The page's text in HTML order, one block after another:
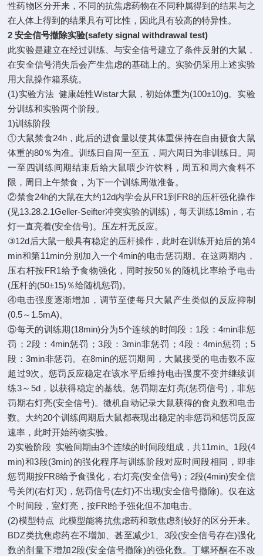
性药物区分开来，不同的抗焦虑药物在不同种属得到的结果与之
在人体上得到的结果具有可比性，因此具有较高的特异性。
2 安全信号撤除实验(safety signal withdrawal test)
此实验是建立在经过训练、与安全信号建立了条件反射的大鼠，
在安全信号消失后会产生焦虑的基础上的。实验仍采用上述实验
用大鼠操作箱系统。
(1)实验方法 健康雄性Wistar大鼠，初始体重为(100±10)g。实验
分训练和实验两个阶段。
1)训练阶段
①大鼠禁食24h，此后的进食量以使其体重保持在自由摄食大鼠
体重的80％为准。训练日自周一至五，周六周日为非训练日。周
一至四训练间期结束后给大鼠喂少许饮料，周五和周六食料不
限，周日上午禁食，为下一个训练周做准备。
②禁食24h的大鼠在大约12d内学会从FR1到FR8的压杆强化操作
(见13.28.2.1Geller-Seifter冲突实验的训练)，每天训练18min，右
灯一直亮着(安全信号)。压左杆无反应。
③12d后大鼠一般具有稳定的压杆操作，此时在训练开始后的第4
min和第11min分别加入一个4min的电击惩罚期。在这两期内，
压右杆按FR1给予食物强化，同时按50％的随机比率给予电击
(压杆的(50±15)％给随机惩罚)。
④电击强度逐渐增加，调节至使每只大鼠产生类似的反应抑制
(0.5～1.5mA)。
⑤每天的训练期(18min)分为5个连续的时间段：1段：4min非惩
罚；2段：4min惩罚；3段：3min非惩罚；4段：4min惩罚；5
段：3min非惩罚。在8min的惩罚期间，大鼠接受的电击数不应
超过9次。惩罚反应稳定在该水平后维持电击强度不变并继续训
练3～5d，以获得稳定的基线。惩罚期左灯亮(惩罚信号)，非惩
罚期右灯亮(安全信号)。微机自动记录大鼠获得的食丸数和电击
数。大约20个训练间期后大鼠都表现出稳定的非惩罚和惩罚反应
速率，此时开始药物实验。
2)实验阶段 实验间期由3个连续的时间段组成，共11min。1段(4
min)和3段(3min)的强化程序与训练阶段对应时间段相同，即非
惩罚期按FR8给予食强化，右灯亮(安全信号)；2段(4min)安全信
号关闭(右灯灭)，惩罚信号(左灯)不出现(安全信号撤除)。仅在这
个时间段，室灯亮，按FRl给予强化但不加电击。
(2)模型特点 此模型能将抗焦虑药和致焦虑剂较好的区分开来。
BDZ类抗焦虑药在不增加、甚至减少1、3段(安全信号存在)强化
数的剂量下增加2段(安全信号撤除)的强化数。丁螺环酮在不改